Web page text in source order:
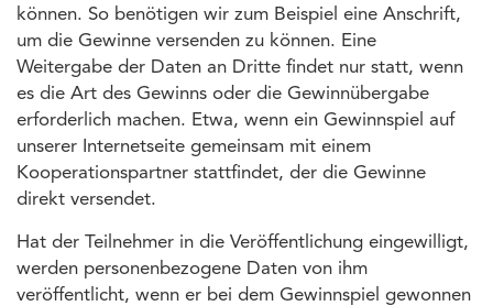
können. So benötigen wir zum Beispiel eine Anschrift,
um die Gewinne versenden zu können. Eine
Weitergabe der Daten an Dritte findet nur statt, wenn
es die Art des Gewinns oder die Gewinnübergabe
erforderlich machen. Etwa, wenn ein Gewinnspiel auf
unserer Internetseite gemeinsam mit einem
Kooperationspartner stattfindet, der die Gewinne
direkt versendet.
Hat der Teilnehmer in die Veröffentlichung eingewilligt,
werden personenbezogene Daten von ihm
veröffentlicht, wenn er bei dem Gewinnspiel gewonnen